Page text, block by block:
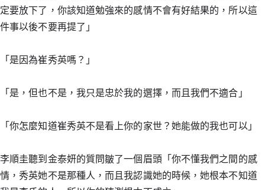
定要放下了，你該知道勉強來的感情不會有好結果的，所以這
件事以後不要再提了」
「是因為崔秀英嗎？」
「是，但也不是，我只是忠於我的選擇，而且我們不適合」
「你怎麼知道崔秀英不是看上你的家世？她能做的我也可以」
李順圭聽到金泰妍的質問皺了一個眉頭「你不懂我們之間的感
情，秀英她不是那種人，而且我認識她的時候，她根本不知道